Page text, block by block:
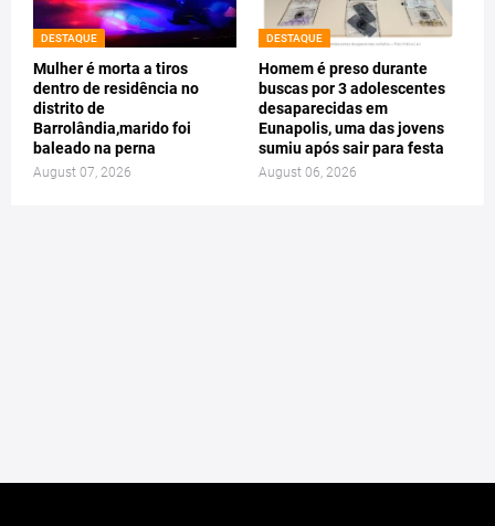
DESTAQUE
Mulher é morta a tiros
dentro de residência no
distrito de
Barrolândia,marido foi
baleado na perna
August 07, 2026
DESTAQUE
Homem é preso durante
buscas por 3 adolescentes
desaparecidas em
Eunapolis, uma das jovens
sumiu após sair para festa
August 06, 2026